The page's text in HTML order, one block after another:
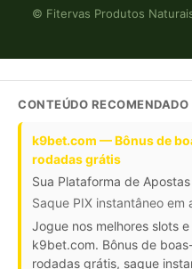
© Fitervas Produtos
CONTEÚDO RECOMENDADO
k9bet.com — Bônus de
rodadas grátis
Sua Plataforma de
Saque PIX instantâneo
Jogue nos melhores slots
k9bet.com. Bônus de
rodadas grátis, saque